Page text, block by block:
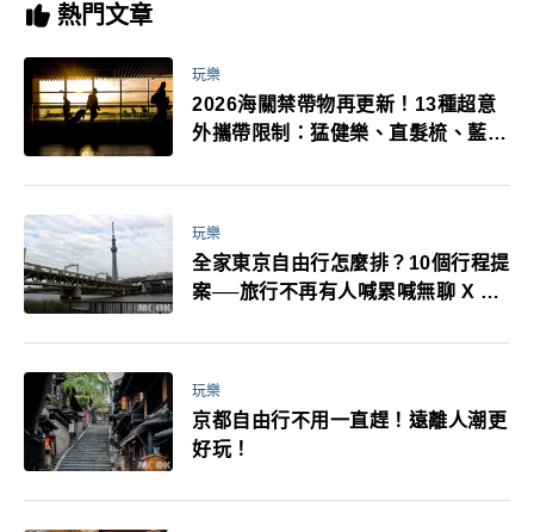
熱門文章
玩樂
2026海關禁帶物再更新！13種超意
外攜帶限制：猛健樂、直髮梳、藍牙
萬！注意事項一次看！
玩樂
全家東京自由行怎麼排？10個行程提
案──旅行不再有人喊累喊無聊 X 爸
玩樂
京都自由行不用一直趕！遠離人潮更
好玩！